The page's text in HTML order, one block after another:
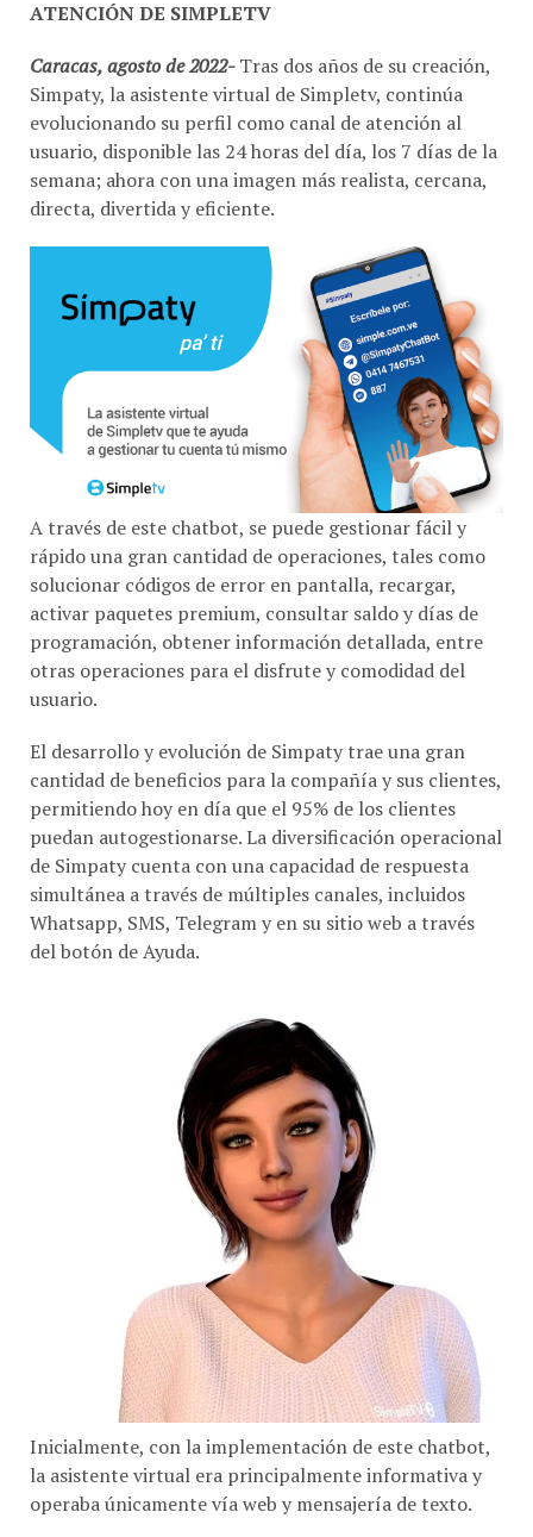
Simpaty, la asistente virtual de Simpletv, continúa
evolucionando su perfil como canal de atención al
usuario, disponible las 24 horas del día, los 7 días de la
semana; ahora con una imagen más realista, cercana,
directa, divertida y eficiente.
A través de este chatbot, se puede gestionar fácil y
rápido una gran cantidad de operaciones, tales como
solucionar códigos de error en pantalla, recargar,
activar paquetes premium, consultar saldo y días de
programación, obtener información detallada, entre
otras operaciones para el disfrute y comodidad del
usuario.
cantidad de beneficios para la compañía y sus clientes,
permitiendo hoy en día que el 95% de los clientes
puedan autogestionarse. La diversificación operacional
de Simpaty cuenta con una capacidad de respuesta
simultánea a través de múltiples canales, incluidos
Whatsapp, SMS, Telegram y en su sitio web a través
del botón de Ayuda.
Inicialmente, con la implementación de este chatbot,
la asistente virtual era principalmente informativa y
operaba únicamente vía web y mensajería de texto.